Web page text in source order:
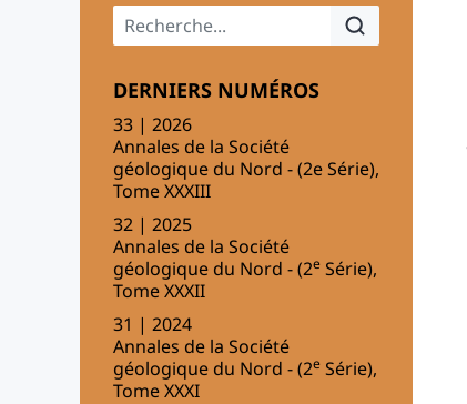
Menu principal
DERNIERS NUMÉROS
33 | 2026
Annales de la Société
géologique du Nord - (2e Série),
Tome XXXIII
32 | 2025
Annales de la Société
géologique du Nord - (2e Série),
Tome XXXII
31 | 2024
Annales de la Société
géologique du Nord - (2e Série),
Tome XXXI